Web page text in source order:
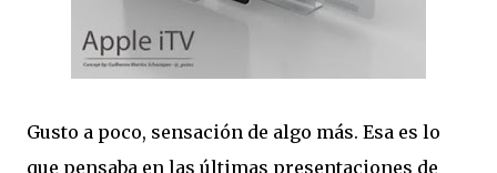
Gusto a poco, sensación de algo más. Esa es lo
que pensaba en las últimas presentaciones de